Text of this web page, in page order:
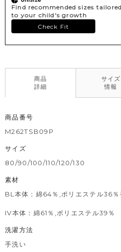
Find recommended sizes tailored
to your child's growth
Check Fit
商品
詳細
サイズ
情報
商品番号
M262TSB09P
サイズ
80/90/100/110/120/130
素材
BL本体：綿64％,ポリエステル36％
IV本体：綿61％,ポリエステル39％
洗濯方法
手洗い